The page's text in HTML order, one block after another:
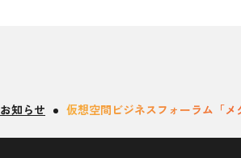
お知らせ 仮想空間ビジネスフォーラム「